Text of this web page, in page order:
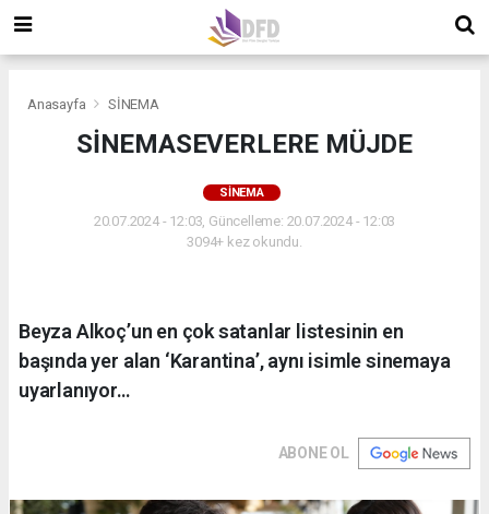
Anasayfa SİNEMA
SİNEMASEVERLERE MÜJDE
SİNEMA
20.07.2024 - 12:03, Güncelleme: 20.07.2024 - 12:03
3094+ kez okundu.
Beyza Alkoç’un en çok satanlar listesinin en
başında yer alan ‘Karantina’, aynı isimle sinemaya
uyarlanıyor…
ABONE OL